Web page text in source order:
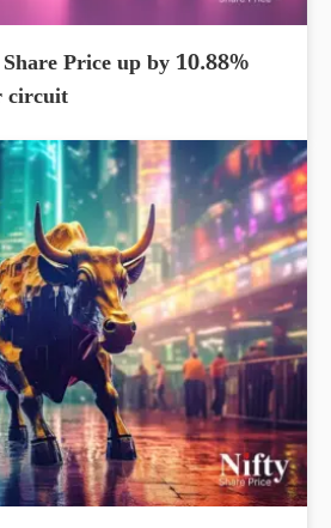
Price up by 10.88%
circuit